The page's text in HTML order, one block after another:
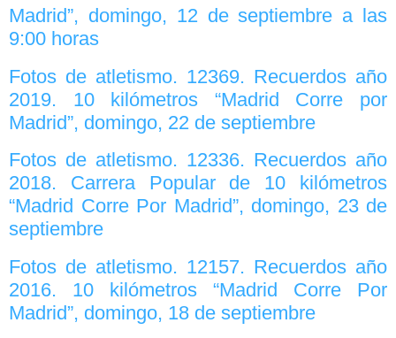
Madrid”, domingo, 12 de septiembre a las
9:00 horas
Fotos de atletismo. 12369. Recuerdos año
2019. 10 kilómetros “Madrid Corre por
Madrid”, domingo, 22 de septiembre
Fotos de atletismo. 12336. Recuerdos año
2018. Carrera Popular de 10 kilómetros
“Madrid Corre Por Madrid”, domingo, 23 de
septiembre
Fotos de atletismo. 12157. Recuerdos año
2016. 10 kilómetros “Madrid Corre Por
Madrid”, domingo, 18 de septiembre